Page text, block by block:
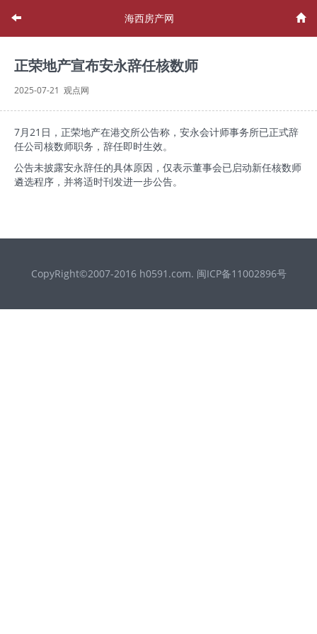
海西房产网
正荣地产宣布安永辞任核数师
2025-07-21 观点网
7月21日，正荣地产在港交所公告称，安永会计师事务所已正式辞
任公司核数师职务，辞任即时生效。
公告未披露安永辞任的具体原因，仅表示董事会已启动新任核数师
遴选程序，并将适时刊发进一步公告。
CopyRight©2007-2016 h0591.com. 闽ICP备11002896号